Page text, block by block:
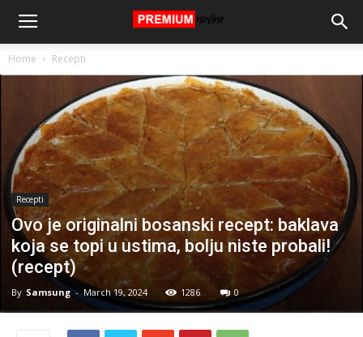
Home Recepti
Recepti
Ovo je originalni bosanski recept: baklava
koja se topi u ustima, bolju niste probali!
(recept)
By Samsung - March 19, 2024 1286 0